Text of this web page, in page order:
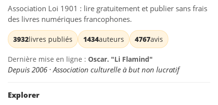
Association Loi 1901 : lire gratuitement et publier sans frais
des livres numériques francophones.
3932livres publiés 1434auteurs 4767avis
Dernière mise en ligne : Oscar. "Li Flamind"
Depuis 2006 · Association culturelle à but non lucratif
Explorer